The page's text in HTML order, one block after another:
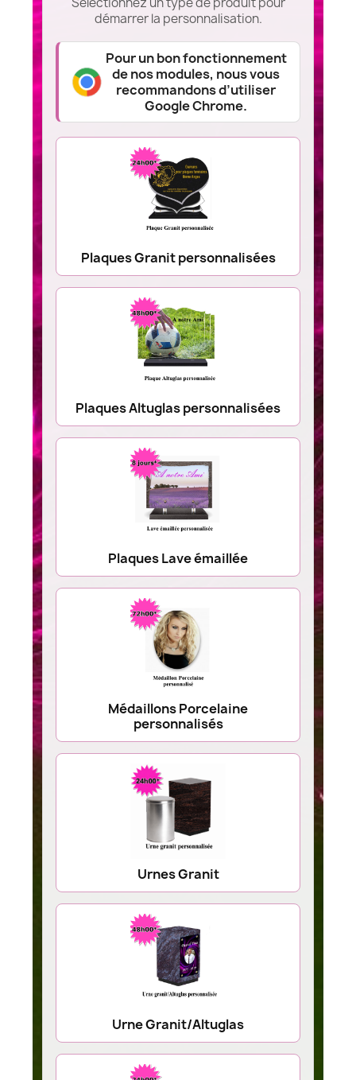
démarrer la personnalisation.
Pour un bon fonctionnement
de nos modules, nous vous
recommandons d’utiliser
Google Chrome.
Plaques Granit personnalisées
Plaques Altuglas personnalisées
Plaques Lave émaillée
Médaillons Porcelaine
personnalisés
Urnes Granit
Urne Granit/Altuglas